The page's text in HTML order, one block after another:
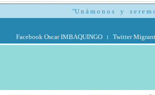
"U n á m o n o s y s e r e m
Facebook Oscar IMBAQUINGO l Twitter